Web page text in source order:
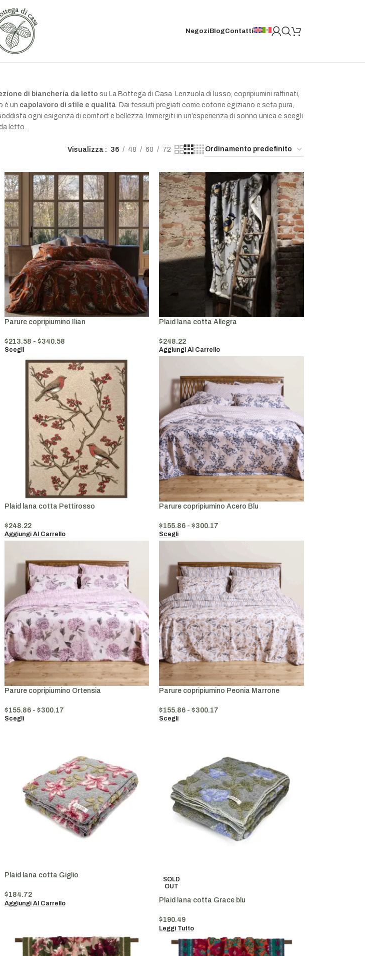
Negozi BlogContatti
di biancheria da letto su La Bottega di Casa. Lenzuola di lusso, copripiumini raffinati,
è un capolavoro di stile e qualità. Dai tessuti pregiati come cotone egiziano e seta pura,
ogni esigenza di comfort e bellezza. Immergiti in un’esperienza di sonno unica e scegli
letto.
Visualizza 36 48 60 72
Parure copripiumino Ilian
$213.58 - $340.58
Scegli
Plaid lana cotta Allegra
$248.22
Aggiungi Al Carrello
Plaid lana cotta Pettirosso
$248.22
Aggiungi Al Carrello
Parure copripiumino Acero Blu
$155.86 - $300.17
Scegli
Parure copripiumino Ortensia
$155.86 - $300.17
Scegli
Parure copripiumino Peonia Marrone
$155.86 - $300.17
Scegli
Plaid lana cotta Giglio
$184.72
Aggiungi Al Carrello
SOLD
OUT
Plaid lana cotta Grace blu
$190.49
Leggi Tutto